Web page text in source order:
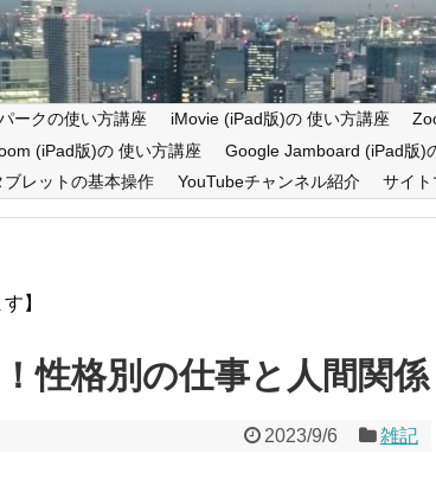
ークの使い方講座 iMovie (iPad版)の 使い方講座
(iPad版)の 使い方講座 Google Jamboard (iPad版)
ブレットの基本操作 YouTubeチャンネル紹介 サイ
】
性格別の仕事と人間関係
2023/9/6 雑記